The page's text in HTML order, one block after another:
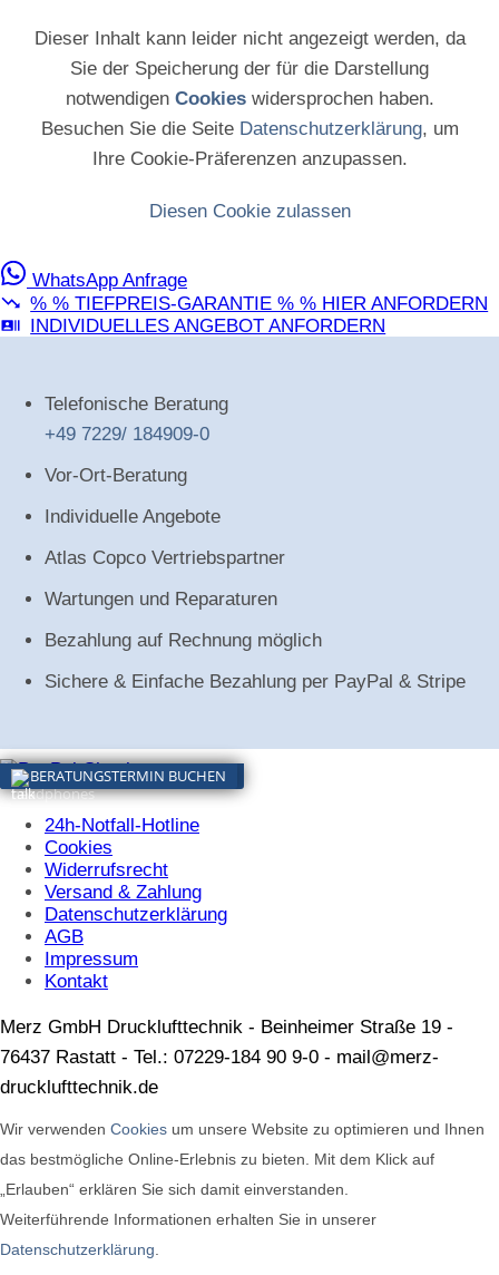
Dieser Inhalt kann leider nicht angezeigt werden, da
Sie der Speicherung der für die Darstellung
notwendigen Cookieswidersprochen haben.
Besuchen Sie die Seite Datenschutzerklärung, um
Ihre Cookie-Präferenzen anzupassen.
Diesen Cookie zulassen
WhatsApp Anfrage
% % TIEFPREIS-GARANTIE % % HIER ANFORDERN
INDIVIDUELLES ANGEBOT ANFORDERN
Telefonische Beratung
+49 7229/ 184909-0
Vor-Ort-Beratung
Individuelle Angebote
Atlas Copco Vertriebspartner
Wartungen und Reparaturen
Bezahlung auf Rechnung möglich
Sichere & Einfache Bezahlung per PayPal & Stripe
KONTAKT VERTRIEB & SERVICE
BERATUNGSTERMIN BUCHEN
24h-Notfall-Hotline
Cookies
Widerrufsrecht
Versand & Zahlung
Datenschutzerklärung
AGB
Impressum
Kontakt
Merz GmbH Drucklufttechnik - Beinheimer Straße 19 -
76437 Rastatt - Tel.: 07229-184 90 9-0 - mail@merz-
drucklufttechnik.de
Wir verwenden Cookies um unsere Website zu optimieren und Ihnen
das bestmögliche Online-Erlebnis zu bieten. Mit dem Klick auf
„Erlauben“ erklären Sie sich damit einverstanden.
Weiterführende Informationen erhalten Sie in unserer
Datenschutzerklärung.